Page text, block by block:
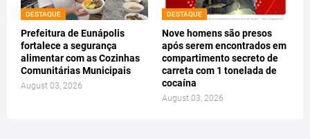
DESTAQUE
Prefeitura de Eunápolis
fortalece a segurança
alimentar com as Cozinhas
Comunitárias Municipais
August 03, 2026
DESTAQUE
Nove homens são presos
após serem encontrados em
compartimento secreto de
carreta com 1 tonelada de
cocaína
August 03, 2026